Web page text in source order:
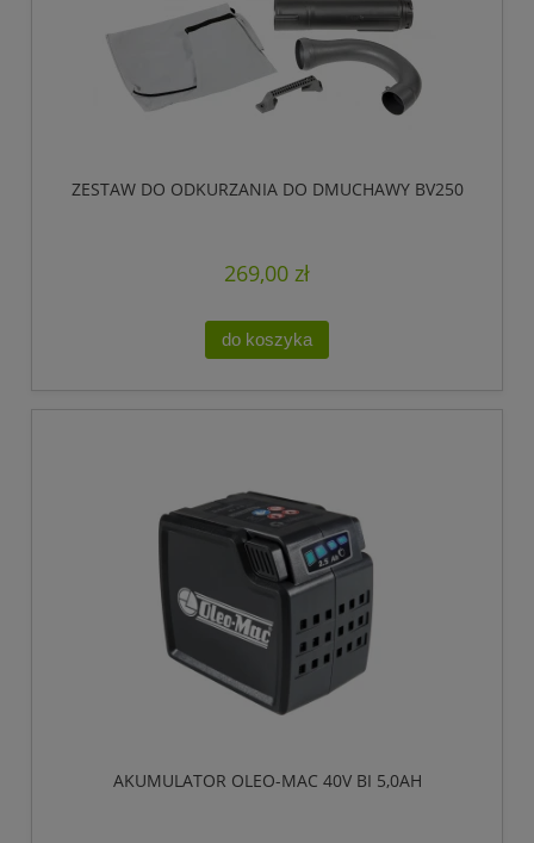
ZESTAW DO ODKURZANIA DO DMUCHAWY BV250
269,00 zł
do koszyka
AKUMULATOR OLEO-MAC 40V BI 5,0AH